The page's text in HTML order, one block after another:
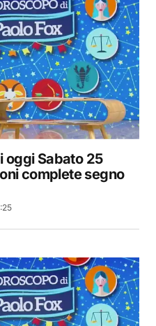
oggi Sabato 25
complete segno